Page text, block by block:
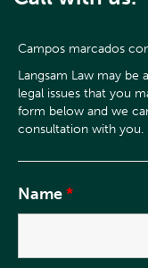
Campos marcados
Name*